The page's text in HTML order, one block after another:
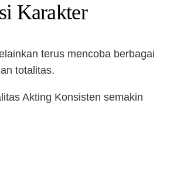
Karakter
terus mencoba berbagai
totalitas.
Akting Konsisten semakin